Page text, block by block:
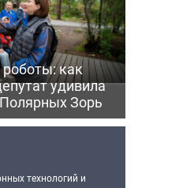
как
удивила
Зорь
технологий и